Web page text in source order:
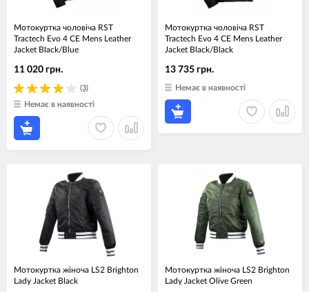
Мотокуртка чоловіча RST
Tractech Evo 4 CE Mens Leather
Jacket Black/Blue
(3)
11 020 грн.
Немає в наявності
Мотокуртка чоловіча RST
Tractech Evo 4 CE Mens Leather
Jacket Black/Black
13 735 грн.
Немає в наявності
Мотокуртка жіноча LS2 Brighton
Lady Jacket Black
Мотокуртка жіноча LS2 Brighton
Lady Jacket Olive Green